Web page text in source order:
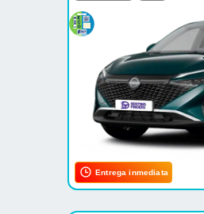
Entrega inmediata